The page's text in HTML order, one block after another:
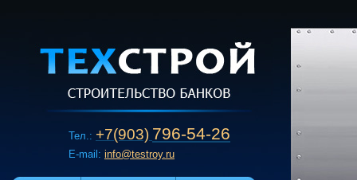
Тел.: +7(903) 796-54-26
E-mail: info@testroy.ru